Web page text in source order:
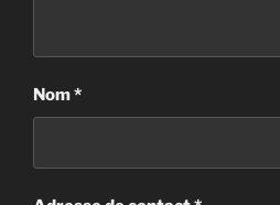
Nom*